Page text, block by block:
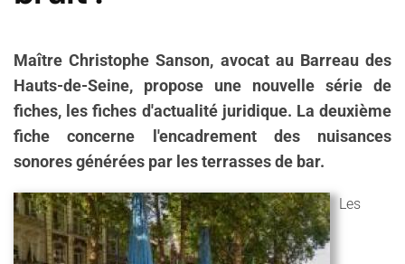
Maître Christophe Sanson, avocat au Barreau des
Hauts-de-Seine, propose une nouvelle série de
fiches, les fiches d'actualité juridique. La deuxième
fiche concerne l'encadrement des nuisances
sonores générées par les terrasses de bar.
Les